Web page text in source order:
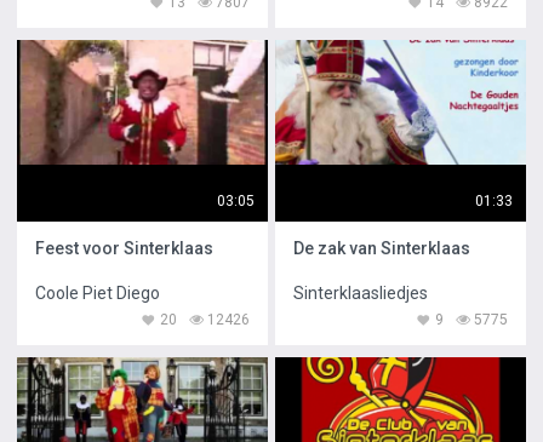
03:05
Feest voor Sinterklaas
Coole Piet Diego
12426
20
01:33
De zak van Sinterklaas
Sinterklaasliedjes
5775
9